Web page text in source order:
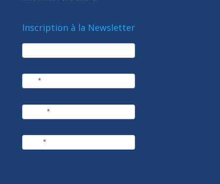
Inscription à la Newsletter
newsletter
*
*
*